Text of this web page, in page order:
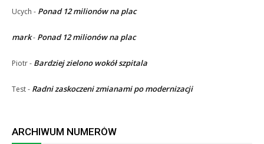
Ucych - Ponad 12 milionów na plac
mark- Ponad 12 milionów na plac
Piotr- Bardziej zielono wokół szpitala
Test- Radni zaskoczeni zmianami po modernizacji
ARCHIWUM NUMERÓW